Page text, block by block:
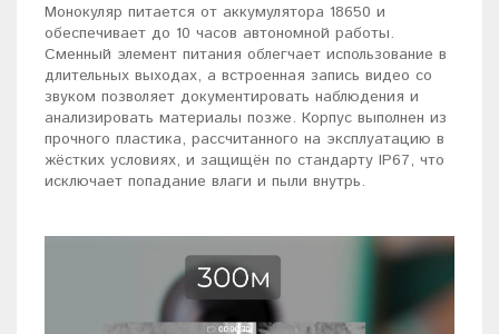
Монокуляр питается от аккумулятора 18650 и
обеспечивает до 10 часов автономной работы.
Сменный элемент питания облегчает использование в
длительных выходах, а встроенная запись видео со
звуком позволяет документировать наблюдения и
анализировать материалы позже. Корпус выполнен из
прочного пластика, рассчитанного на эксплуатацию в
жёстких условиях, и защищён по стандарту IP67, что
исключает попадание влаги и пыли внутрь.